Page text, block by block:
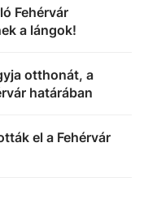
Fehérvár
a lángok!
otthonát, a
határában
el a Fehérvár